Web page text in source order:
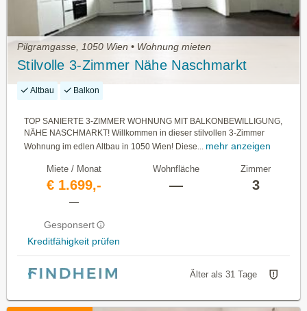
Pilgramgasse, 1050 Wien • Wohnung mieten
Stilvolle 3-Zimmer Nähe Naschmarkt
Altbau Balkon
TOP SANIERTE 3-ZIMMER WOHNUNG MIT BALKONBEWILLIGUNG,
NÄHE NASCHMARKT! Willkommen in dieser stilvollen 3-Zimmer
Wohnung im edlen Altbau in 1050 Wien! Diese... mehr anzeigen
Miete / Monat
€ 1.699,-
—
Gesponsert
Kreditfähigkeit prüfen
Wohnfläche
—
Zimmer
3
Älter als 31 Tage